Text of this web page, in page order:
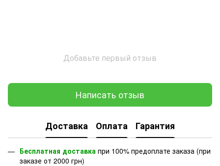
Добавьте первый отзыв
Написать отзыв
Доставка Оплата Гарантия
Бесплатная доставка при 100% предоплате заказа (при
заказе от 2000 грн)